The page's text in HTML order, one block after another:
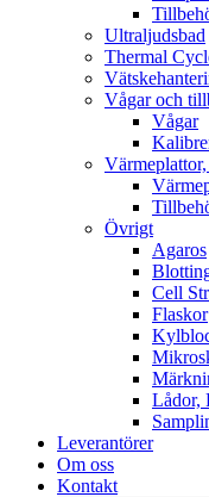
Ultraljudsbad
Thermal
Vågar och
Vågar
Övrigt
Agaros
Cell
Flaskor
Lådor,
Leverantörer
Om oss
Kontakt